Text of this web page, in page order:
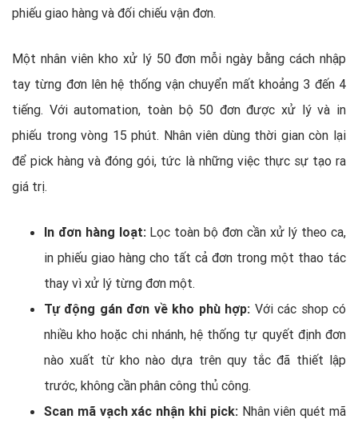
phiếu giao hàng và đối chiếu vận đơn.
Một nhân viên kho xử lý 50 đơn mỗi ngày bằng cách nhập
tay từng đơn lên hệ thống vận chuyển mất khoảng 3 đến 4
tiếng. Với automation, toàn bộ 50 đơn được xử lý và in
phiếu trong vòng 15 phút. Nhân viên dùng thời gian còn lại
để pick hàng và đóng gói, tức là những việc thực sự tạo ra
giá trị.
In đơn hàng loạt: Lọc toàn bộ đơn cần xử lý theo ca,
in phiếu giao hàng cho tất cả đơn trong một thao tác
thay vì xử lý từng đơn một.
Tự động gán đơn về kho phù hợp: Với các shop có
nhiều kho hoặc chi nhánh, hệ thống tự quyết định đơn
nào xuất từ kho nào dựa trên quy tắc đã thiết lập
trước, không cần phân công thủ công.
Scan mã vạch xác nhận khi pick: Nhân viên quét mã